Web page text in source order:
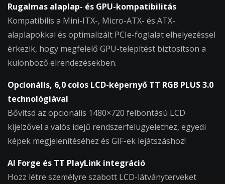
Rugalmas alaplap- és GPU-kompatibilitás
Kompatibilis a Mini-ITX-, Micro-ATX- és ATX-
alaplapokkal és optimalizált PCIe-foglalat elhelyezéssel
érkezik, hogy megfelelő GPU-telepítést biztosítson a
különböző elrendezésekben.
Opcionális, 6,0 colos LCD-képernyő TT RGB PLUS 3.0
technológiával
Bővítsd az opcionális 1480×720 felbontású LCD
kijelzővel a valós idejű rendszerfelügyelethez, egyedi
képek megjelenítéséhez és GIF-ek lejátszáshoz!
AI Forge és TT PlayLink integráció
Hozz létre személyre szabott LCD-látványterveket